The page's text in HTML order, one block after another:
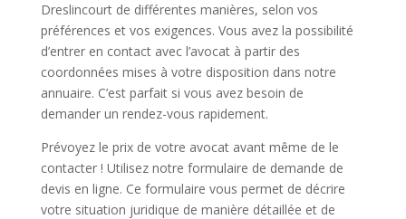
Dreslincourt de différentes manières, selon vos
préférences et vos exigences. Vous avez la possibilité
d’entrer en contact avec l’avocat à partir des
coordonnées mises à votre disposition dans notre
annuaire. C’est parfait si vous avez besoin de
demander un rendez-vous rapidement.
Prévoyez le prix de votre avocat avant même de le
contacter ! Utilisez notre formulaire de demande de
devis en ligne. Ce formulaire vous permet de décrire
votre situation juridique de manière détaillée et de